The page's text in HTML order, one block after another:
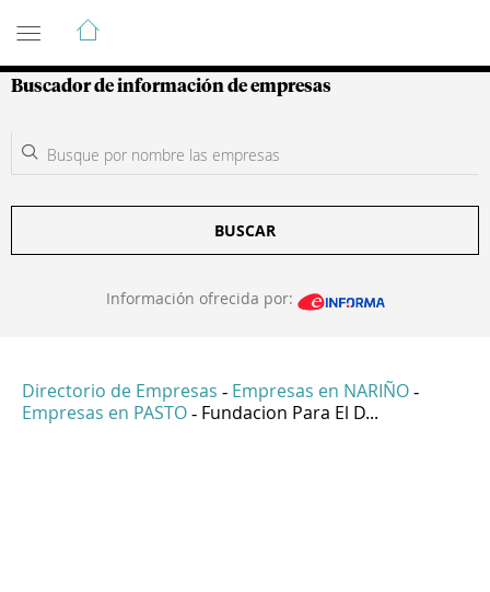
Guía de Empresas Colombianas
Buscador de información de empresas
BUSCAR
Información ofrecida por:
Directorio de Empresas - Empresas en NARIÑO -
Empresas en PASTO - Fundacion Para El D...